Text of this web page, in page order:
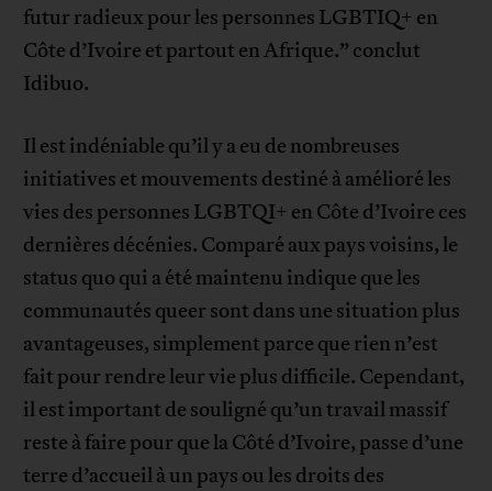
futur radieux pour les personnes LGBTIQ+ en
Côte d’Ivoire et partout en Afrique.” conclut
Idibuo.
Il est indéniable qu’il y a eu de nombreuses
initiatives et mouvements destiné à amélioré les
vies des personnes LGBTQI+ en Côte d’Ivoire ces
dernières décénies. Comparé aux pays voisins, le
status quo qui a été maintenu indique que les
communautés queer sont dans une situation plus
avantageuses, simplement parce que rien n’est
fait pour rendre leur vie plus difficile. Cependant,
il est important de souligné qu’un travail massif
reste à faire pour que la Côté d’Ivoire, passe d’une
terre d’accueil à un pays ou les droits des